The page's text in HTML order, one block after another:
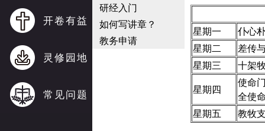
开卷有益
灵修园地
常见问题
研经入门
如何写讲章？
教务申请
星期一
仆心
星期二
差传
星期三
十架
星期四
使命
全使
星期五
教牧